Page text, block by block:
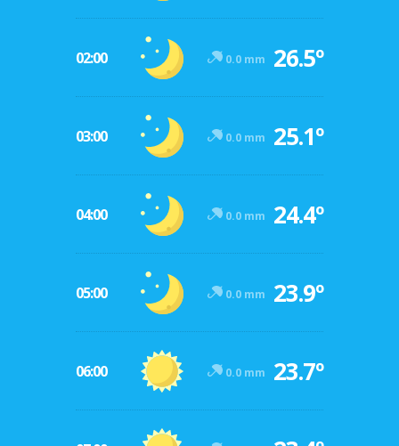
02:00 0.0 mm 26.5º
03:00 0.0 mm 25.1º
04:00 0.0 mm 24.4º
05:00 0.0 mm 23.9º
06:00 0.0 mm 23.7º